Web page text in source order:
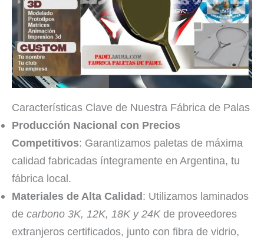
Características Clave de Nuestra Fábrica de Palas
Producción Nacional con Precios
Competitivos: Garantizamos paletas de máxima
calidad fabricadas íntegramente en Argentina, tu
fábrica local.
Materiales de Alta Calidad: Utilizamos laminados
de carbono 3K, 12K, 18K y 24K de proveedores
extranjeros certificados, junto con fibra de vidrio,